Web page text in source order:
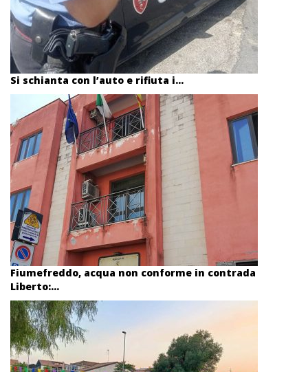
Si schianta con l’auto e rifiuta i...
Fiumefreddo, acqua non conforme in contrada
Liberto:...